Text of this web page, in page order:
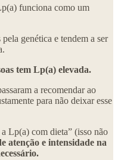
funciona como um
genética e tendem a ser
tem Lp(a) elevada.
a recomendar ao
para não deixar esse
Lp(a) com dieta” (isso não
atenção e intensidade na